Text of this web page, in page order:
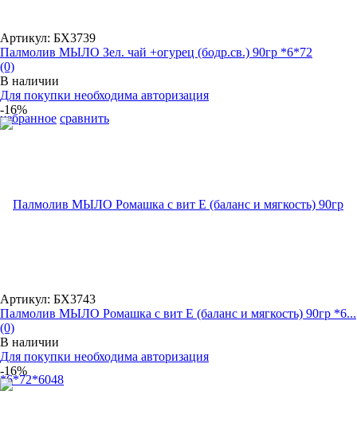
избранное сравнить
Артикул: БХ3739
Палмолив МЫЛО Зел. чай +огурец (бодр.св.) 90гр *6*72
(0)
В наличии
Для покупки необходима авторизация
-16%
Артикул: БХ3743
Палмолив МЫЛО Ромашка с вит Е (баланс и мягкость) 90гр *6...
(0)
В наличии
Для покупки необходима авторизация
-16%